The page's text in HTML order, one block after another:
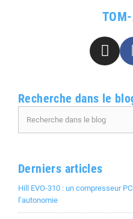
Recherche dans le
Derniers articles
Hill EVO-310 : un compresseur
l’autonomie